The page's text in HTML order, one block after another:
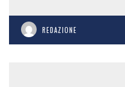
REDAZIONE